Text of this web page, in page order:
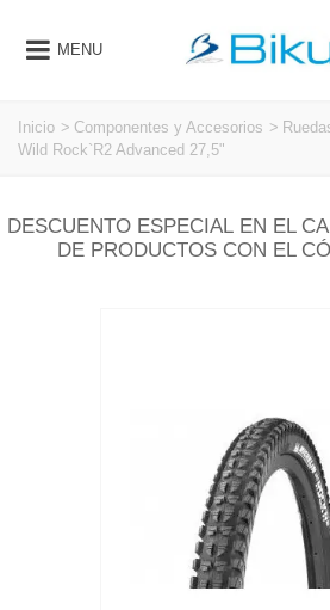
MENU
Inicio > Componentes y Accesorios >
Wild Rock`R2 Advanced 27,5"
DESCUENTO ESPECIAL EN EL
DE PRODUCTOS CON EL